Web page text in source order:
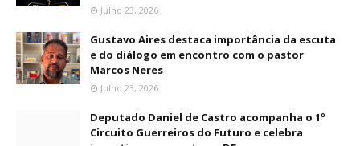
Julho 23, 2026
Gustavo Aires destaca importância da escuta
e do diálogo em encontro com o pastor
Marcos Neres
Julho 23, 2026
Deputado Daniel de Castro acompanha o 1º
Circuito Guerreiros do Futuro e celebra